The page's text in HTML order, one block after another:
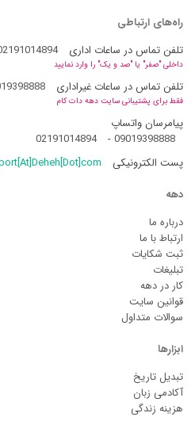
راه‌های ارتباطی
تلفن تماس در ساعات اداری
داخلی "صفر" یا "صد و یک" را وارد نمایید
تلفن تماس در ساعات غیراداری
فقط برای پشتیبانی سایت دهه دات کام
پیامرسان واتساپ
09019398888
-
02191014894
پست الکترونیکی
دهه
درباره ما
ارتباط با ما
ثبت شکایات
تبلیغات
کار در دهه
قوانین سایت
سوالات متداول
ابزارها
تبدیل تاریخ
آکادمی زبان
هزینه زندگی